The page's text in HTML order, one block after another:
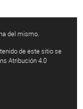
del mismo.
de este sitio se
Atribución 4.0